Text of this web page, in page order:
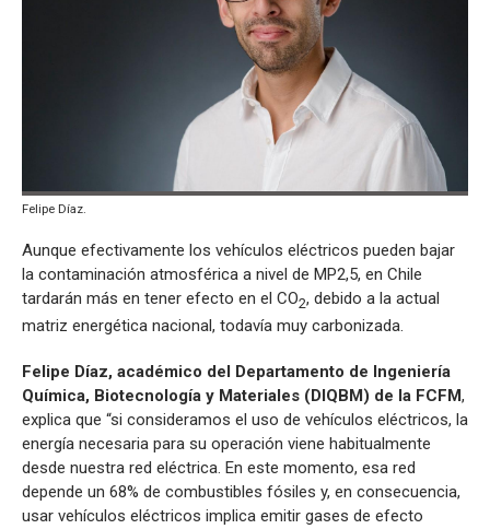
Felipe Díaz.
Aunque efectivamente los vehículos eléctricos pueden bajar
la contaminación atmosférica a nivel de MP2,5, en Chile
tardarán más en tener efecto en el CO2, debido a la actual
matriz energética nacional, todavía muy carbonizada.
Felipe Díaz, académico del Departamento de Ingeniería
Química, Biotecnología y Materiales (DIQBM) de la FCFM,
explica que “si consideramos el uso de vehículos eléctricos, la
energía necesaria para su operación viene habitualmente
desde nuestra red eléctrica. En este momento, esa red
depende un 68% de combustibles fósiles y, en consecuencia,
usar vehículos eléctricos implica emitir gases de efecto